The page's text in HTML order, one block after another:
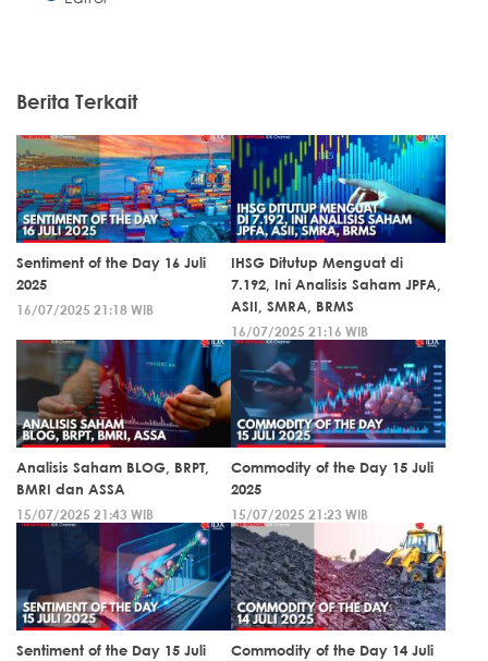
Berita Terkait
Sentiment of the Day 16 Juli
2025
16/07/2025 21:18 WIB
IHSG Ditutup Menguat di
7.192, Ini Analisis Saham JPFA,
ASII, SMRA, BRMS
16/07/2025 21:16 WIB
Analisis Saham BLOG, BRPT,
BMRI dan ASSA
15/07/2025 21:43 WIB
Commodity of the Day 15 Juli
2025
15/07/2025 21:23 WIB
Sentiment of the Day 15 Juli
Commodity of the Day 14 Juli